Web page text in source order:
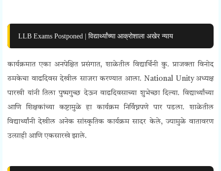
LLB Exams Postponed | विद्यार्थ्यांच्या आक्रोशाला अखेर न्याय
कार्यक्रमात एका अनपेक्षित प्रसंगात, शाळेतील विद्यार्थिनी कु. प्राजक्ता विनोद
ठमकेचा वाढदिवस देखील साजरा करण्यात आला. National Unity अध्यक्ष
पारखी यांनी तिला पुष्पगुच्छ देऊन वाढदिवसाच्या शुभेच्छा दिल्या. विद्यार्थ्यांच्या
आणि शिक्षकांच्या कष्टामुळे हा कार्यक्रम निर्विघ्नपणे पार पडला. शाळेतील
विद्यार्थ्यांनी देखील अनेक सांस्कृतिक कार्यक्रम सादर केले, ज्यामुळे वातावरण
उत्साही आणि एकसारखे झाले.